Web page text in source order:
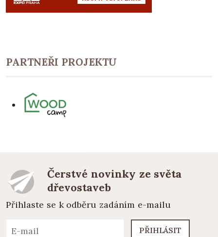
PARTNEŘI PROJEKTU
Čerstvé novinky ze světa
dřevostaveb
Přihlaste se k odběru zadáním e-mailu
PŘIHLÁSIT